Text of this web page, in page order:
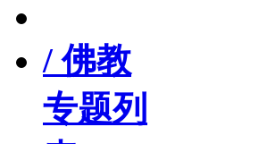
/ 佛教
专题列